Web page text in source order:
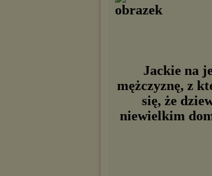
Jackie na
mężczyznę, z
się, że
niewielkim